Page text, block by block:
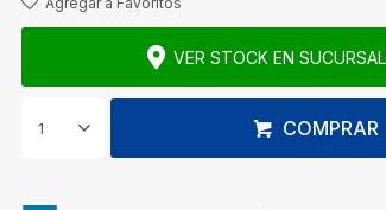
VER STOCK EN
1 COMPRAR